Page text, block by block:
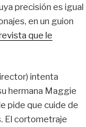
precisión es igual
en un guion
que le
intenta
hermana Maggie
pide que cuide de
El cortometraje